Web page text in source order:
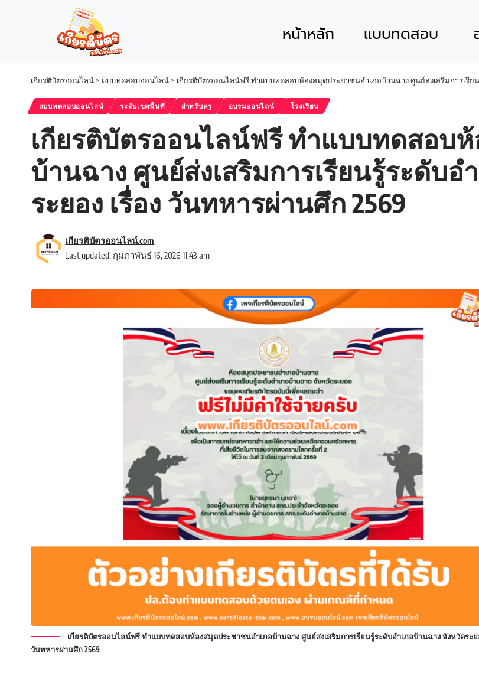
หน้าหลัก แบบทดสอบ
เกียรติบัตรออนไลน์ > แบบทดสอบออนไลน์ > เกียรติบัตรออนไลน์ฟรี ทำแบบทดสอบห้องสมุดประชาชนอำเภอบ้านฉาง ศูนย์ส่งเสริมการเรีย
แบบทดสอบออนไลน์ ระดับเขตพื้นที่ สำหรับครู อบรมออนไลน์ โรงเรียน
เกียรติบัตรออนไลน์ฟรี ทำแบบทดสอบ
บ้านฉาง ศูนย์ส่งเสริมการเรียนรู้ระดับอ
ระยอง เรื่อง วันทหารผ่านศึก 2569
Last updated: กุมภาพันธ์ 16, 2026 11:43 am
เกียรติบัตรออนไลน์.com
เกียรติบัตรออนไลน์ฟรี ทำแบบทดสอบห้องสมุดประชาชนอำเภอบ้านฉาง ศูนย์ส่งเสริมการเรียนรู้ระดับอำเภอบ้านฉาง จังหวัดระย
วันทหารผ่านศึก 2569